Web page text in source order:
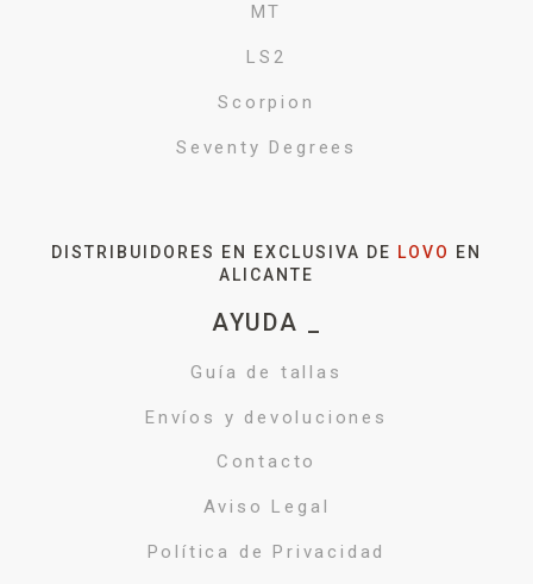
MT
LS2
Scorpion
Seventy Degrees
DISTRIBUIDORES EN EXCLUSIVA DE LOVO
EN
ALICANTE
AYUDA _
Guía de tallas
Envíos y devoluciones
Contacto
Aviso Legal
Política de Privacidad